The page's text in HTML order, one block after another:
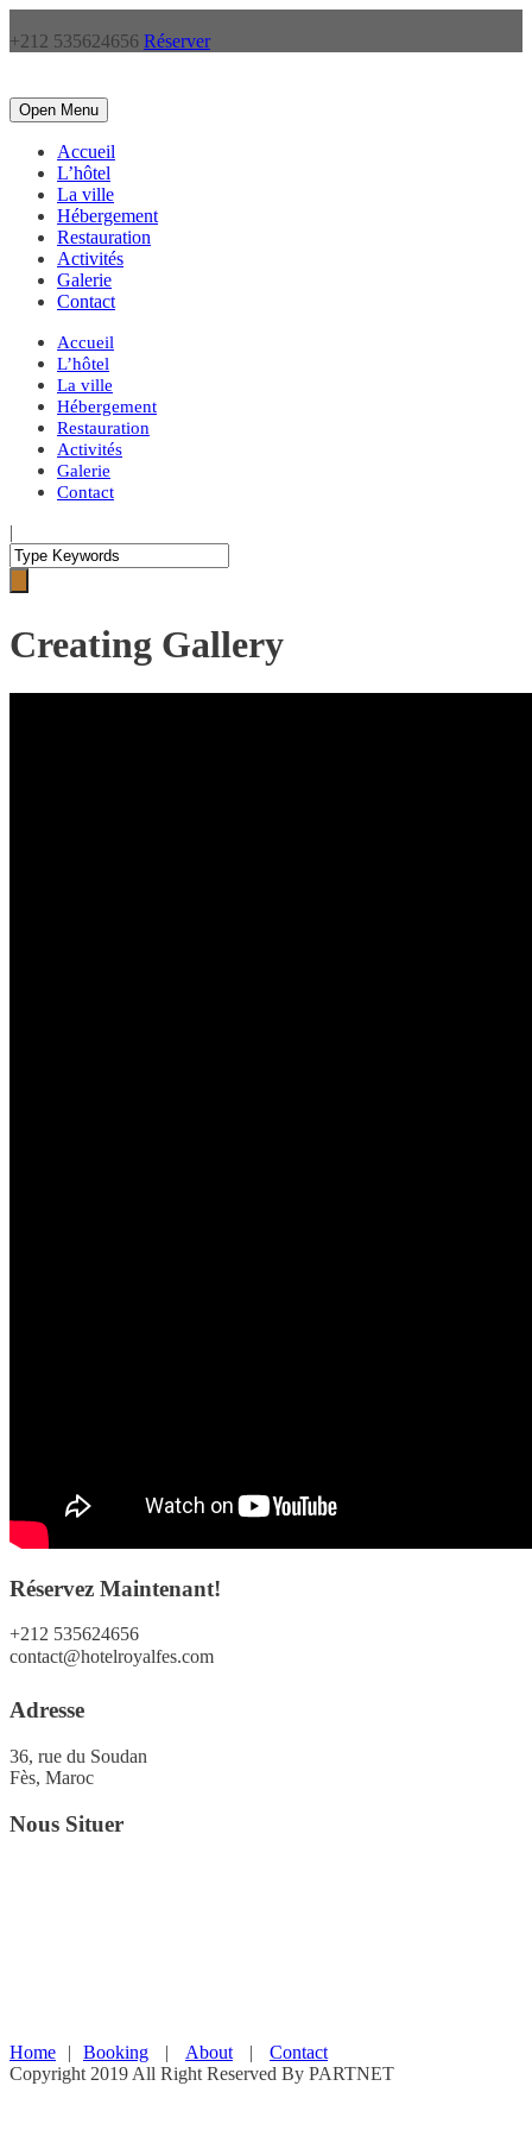
+212 535624656 Réserver
Open Menu
Accueil
L’hôtel
La ville
Hébergement
Restauration
Activités
Galerie
Contact
Accueil
L’hôtel
La ville
Hébergement
Restauration
Activités
Galerie
Contact
|
Creating Gallery
Réservez Maintenant!
+212 535624656
contact@hotelroyalfes.com
Adresse
36, rue du Soudan
Fès, Maroc
Nous Situer
Home Booking About
Contact
Copyright 2019 All Right Reserved By PARTNET